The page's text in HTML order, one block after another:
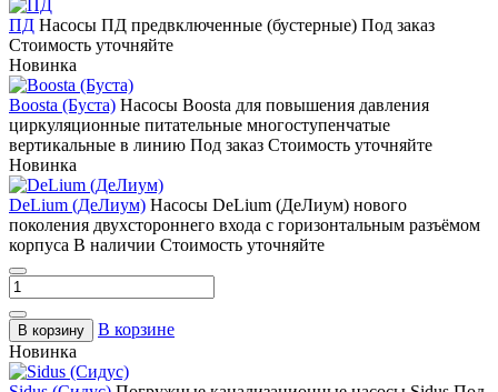
ПД Насосы ПД предвключенные (бустерные) Под заказ
Стоимость уточняйте
Новинка
Boosta (Буста) Насосы Boosta для повышения давления
циркуляционные питательные многоступенчатые
вертикальные в линию Под заказ Стоимость уточняйте
Новинка
DeLium (ДеЛиум) Насосы DeLium (ДеЛиум) нового
поколения двухстороннего входа с горизонтальным разъёмом
корпуса В наличии Стоимость уточняйте
В корзину
В корзине
Новинка